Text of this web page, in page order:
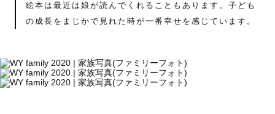
絵本は最近は娘が読んでくれることもあります。子ども
の成長をまじかで見れた時が一番幸せを感じています。